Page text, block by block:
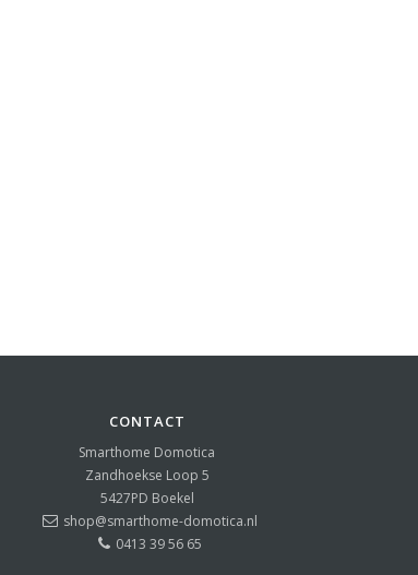
CONTACT
Smarthome Domotica
Zandhoekse Loop 5
5427PD Boekel
shop@smarthome-domotica.nl
0413 39 56 65